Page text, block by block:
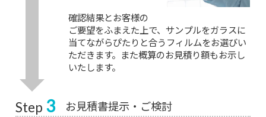
確認結果とお客様の
ご要望をふまえた上で、サンプルをガラスに
当てながらぴたりと合うフィルムをお選びい
ただきます。また概算のお見積り額もお示し
いたします。
Step 3 お見積書提示・ご検討